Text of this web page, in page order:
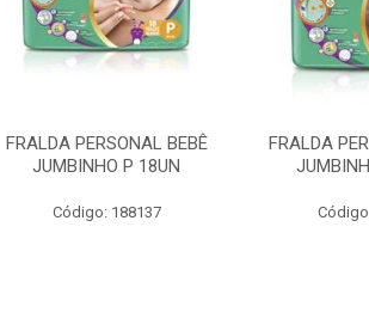
FRALDA PERSONAL BEBÊ
JUMBINHO P 18UN
Código: 188137
FRALDA